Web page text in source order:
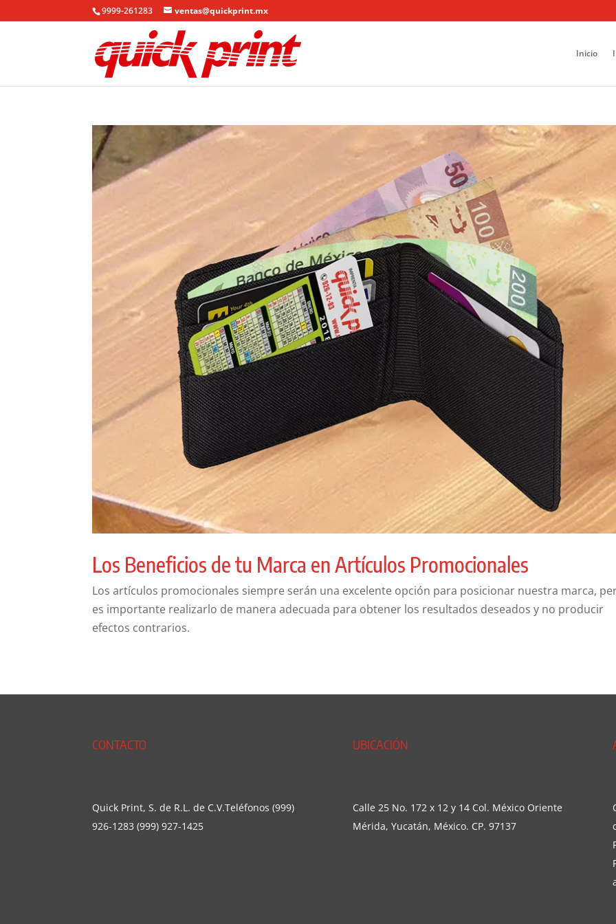
9999-261283 ventas@quickprint.mx
Inicio
Los Beneficios de tu Marca en Artículos Promocionales
Los artículos promocionales siempre serán una excelente opción para posicionar nuestra marca,
es importante realizarlo de manera adecuada para obtener los resultados deseados y no producir
efectos contrarios.
CONTACTO
Quick Print, S. de R.L. de C.V.Teléfonos (999)
926-1283 (999) 927-1425
UBICACIÓN
Calle 25 No. 172 x 12 y 14 Col. México Oriente
Mérida, Yucatán, México. CP. 97137